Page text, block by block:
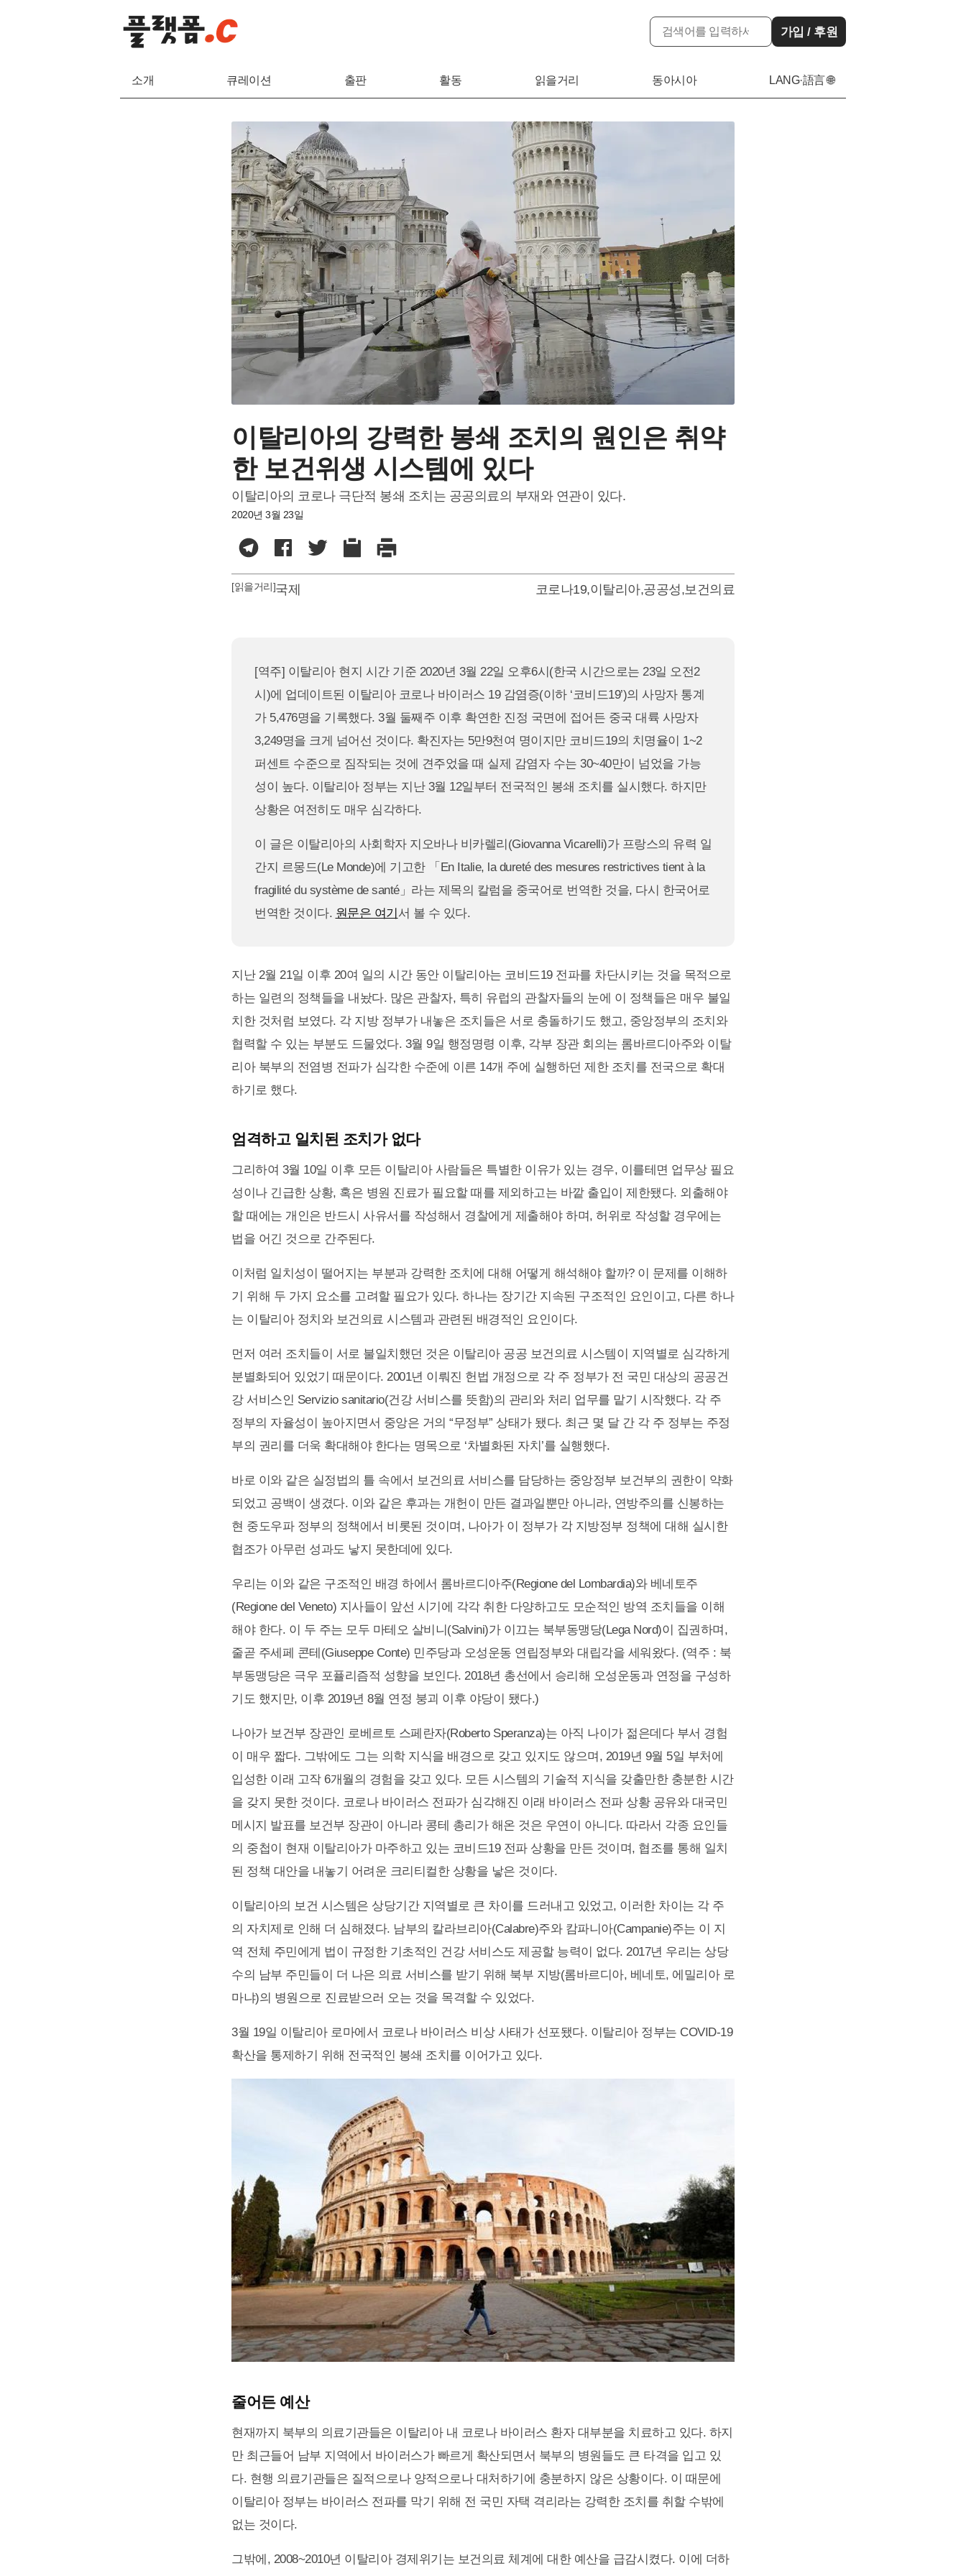
가입 / 후원
소개 큐레이션 출판 활동 읽을거리 동아시아 LANG·語言 🌐
이탈리아의 강력한 봉쇄 조치의 원인은 취약
한 보건위생 시스템에 있다
이탈리아의 코로나 극단적 봉쇄 조치는 공공의료의 부재와 연관이 있다.
2020년 3월 23일
[읽을거리]국제 코로나19,이탈리아,공공성,보건의료
[역주] 이탈리아 현지 시간 기준 2020년 3월 22일 오후6시(한국 시간으로는 23일 오전2
시)에 업데이트된 이탈리아 코로나 바이러스 19 감염증(이하 ‘코비드19’)의 사망자 통계
가 5,476명을 기록했다. 3월 둘째주 이후 확연한 진정 국면에 접어든 중국 대륙 사망자
3,249명을 크게 넘어선 것이다. 확진자는 5만9천여 명이지만 코비드19의 치명율이 1~2
퍼센트 수준으로 짐작되는 것에 견주었을 때 실제 감염자 수는 30~40만이 넘었을 가능
성이 높다. 이탈리아 정부는 지난 3월 12일부터 전국적인 봉쇄 조치를 실시했다. 하지만
상황은 여전히도 매우 심각하다.
이 글은 이탈리아의 사회학자 지오바나 비카렐리(Giovanna Vicarelli)가 프랑스의 유력 일
간지 르몽드(Le Monde)에 기고한 「En Italie, la dureté des mesures restrictives tient à la
fragilité du système de santé」라는 제목의 칼럼을 중국어로 번역한 것을, 다시 한국어로
번역한 것이다. 원문은 여기 서 볼 수 있다.
지난 2월 21일 이후 20여 일의 시간 동안 이탈리아는 코비드19 전파를 차단시키는 것을 목적으로
하는 일련의 정책들을 내놨다. 많은 관찰자, 특히 유럽의 관찰자들의 눈에 이 정책들은 매우 불일
치한 것처럼 보였다. 각 지방 정부가 내놓은 조치들은 서로 충돌하기도 했고, 중앙정부의 조치와
협력할 수 있는 부분도 드물었다. 3월 9일 행정명령 이후, 각부 장관 회의는 롬바르디아주와 이탈
리아 북부의 전염병 전파가 심각한 수준에 이른 14개 주에 실행하던 제한 조치를 전국으로 확대
하기로 했다.
엄격하고 일치된 조치가 없다
그리하여 3월 10일 이후 모든 이탈리아 사람들은 특별한 이유가 있는 경우, 이를테면 업무상 필요
성이나 긴급한 상황, 혹은 병원 진료가 필요할 때를 제외하고는 바깥 출입이 제한됐다. 외출해야
할 때에는 개인은 반드시 사유서를 작성해서 경찰에게 제출해야 하며, 허위로 작성할 경우에는
법을 어긴 것으로 간주된다.
이처럼 일치성이 떨어지는 부분과 강력한 조치에 대해 어떻게 해석해야 할까? 이 문제를 이해하
기 위해 두 가지 요소를 고려할 필요가 있다. 하나는 장기간 지속된 구조적인 요인이고, 다른 하나
는 이탈리아 정치와 보건의료 시스템과 관련된 배경적인 요인이다.
먼저 여러 조치들이 서로 불일치했던 것은 이탈리아 공공 보건의료 시스템이 지역별로 심각하게
분별화되어 있었기 때문이다. 2001년 이뤄진 헌법 개정으로 각 주 정부가 전 국민 대상의 공공건
강 서비스인 Servizio sanitario(건강 서비스를 뜻함)의 관리와 처리 업무를 맡기 시작했다. 각 주
정부의 자율성이 높아지면서 중앙은 거의 “무정부” 상태가 됐다. 최근 몇 달 간 각 주 정부는 주정
부의 권리를 더욱 확대해야 한다는 명목으로 ‘차별화된 자치’를 실행했다.
바로 이와 같은 실정법의 틀 속에서 보건의료 서비스를 담당하는 중앙정부 보건부의 권한이 약화
되었고 공백이 생겼다. 이와 같은 후과는 개헌이 만든 결과일뿐만 아니라, 연방주의를 신봉하는
현 중도우파 정부의 정책에서 비롯된 것이며, 나아가 이 정부가 각 지방정부 정책에 대해 실시한
협조가 아무런 성과도 낳지 못한데에 있다.
우리는 이와 같은 구조적인 배경 하에서 롬바르디아주(Regione del Lombardia)와 베네토주
(Regione del Veneto) 지사들이 앞선 시기에 각각 취한 다양하고도 모순적인 방역 조치들을 이해
해야 한다. 이 두 주는 모두 마테오 살비니(Salvini)가 이끄는 북부동맹당(Lega Nord)이 집권하며,
줄곧 주세페 콘테(Giuseppe Conte) 민주당과 오성운동 연립정부와 대립각을 세워왔다. (역주 : 북
부동맹당은 극우 포퓰리즘적 성향을 보인다. 2018년 총선에서 승리해 오성운동과 연정을 구성하
기도 했지만, 이후 2019년 8월 연정 붕괴 이후 야당이 됐다.)
나아가 보건부 장관인 로베르토 스페란자(Roberto Speranza)는 아직 나이가 젊은데다 부서 경험
이 매우 짧다. 그밖에도 그는 의학 지식을 배경으로 갖고 있지도 않으며, 2019년 9월 5일 부처에
입성한 이래 고작 6개월의 경험을 갖고 있다. 모든 시스템의 기술적 지식을 갖출만한 충분한 시간
을 갖지 못한 것이다. 코로나 바이러스 전파가 심각해진 이래 바이러스 전파 상황 공유와 대국민
메시지 발표를 보건부 장관이 아니라 콩테 총리가 해온 것은 우연이 아니다. 따라서 각종 요인들
의 중첩이 현재 이탈리아가 마주하고 있는 코비드19 전파 상황을 만든 것이며, 협조를 통해 일치
된 정책 대안을 내놓기 어려운 크리티컬한 상황을 낳은 것이다.
이탈리아의 보건 시스템은 상당기간 지역별로 큰 차이를 드러내고 있었고, 이러한 차이는 각 주
의 자치제로 인해 더 심해졌다. 남부의 칼라브리아(Calabre)주와 캄파니아(Campanie)주는 이 지
역 전체 주민에게 법이 규정한 기초적인 건강 서비스도 제공할 능력이 없다. 2017년 우리는 상당
수의 남부 주민들이 더 나은 의료 서비스를 받기 위해 북부 지방(롬바르디아, 베네토, 에밀리아 로
마냐)의 병원으로 진료받으러 오는 것을 목격할 수 있었다.
3월 19일 이탈리아 로마에서 코로나 바이러스 비상 사태가 선포됐다. 이탈리아 정부는 COVID-19
확산을 통제하기 위해 전국적인 봉쇄 조치를 이어가고 있다.
줄어든 예산
현재까지 북부의 의료기관들은 이탈리아 내 코로나 바이러스 환자 대부분을 치료하고 있다. 하지
만 최근들어 남부 지역에서 바이러스가 빠르게 확산되면서 북부의 병원들도 큰 타격을 입고 있
다. 현행 의료기관들은 질적으로나 양적으로나 대처하기에 충분하지 않은 상황이다. 이 때문에
이탈리아 정부는 바이러스 전파를 막기 위해 전 국민 자택 격리라는 강력한 조치를 취할 수밖에
없는 것이다.
그밖에, 2008~2010년 이탈리아 경제위기는 보건의료 체계에 대한 예산을 급감시켰다. 이에 더하